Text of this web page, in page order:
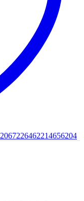
2067226462214656204